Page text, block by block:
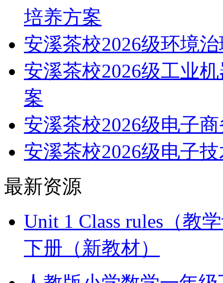
培养方案
安溪茶校2026级环境
安溪茶校2026级工业
案
安溪茶校2026级电子
安溪茶校2026级电子
最新资源
Unit 1 Class rules（教
下册（新教材）